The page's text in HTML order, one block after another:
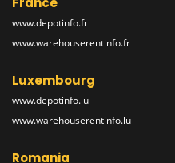
www.depotinfo.fr
www.warehouserentinfo.fr
Luxembourg
www.depotinfo.lu
www.warehouserentinfo.lu
Romania